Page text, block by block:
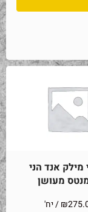
מילק אנד הני
מעושן
₪/ יח'